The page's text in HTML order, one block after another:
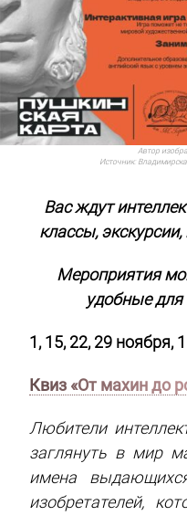
Автор
Источник:
Вас ждут и
классы,
Мероприятия
удобные
1, 15, 22, 29 ноября,
Квиз «От махин до
Любители
заглянуть в мир
имена
изобретателей,